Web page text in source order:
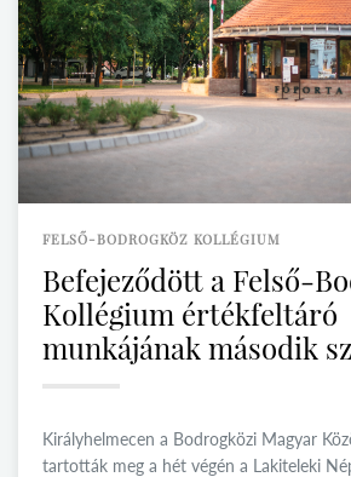
FELSŐ-BODROGKÖZ KOLLÉGIUM
Befejeződött a Felső-
Kollégium értékfeltáró
munkájának második
Királyhelmecen a Bodrogközi Magyar
tartották meg a hét végén a Lakiteleki